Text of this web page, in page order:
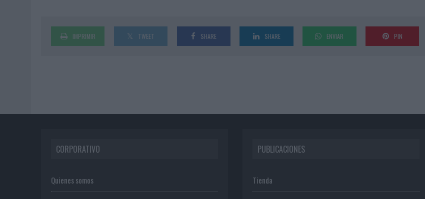
IMPRIMIR TWEET SHARE SHARE ENVIAR PIN
CORPORATIVO
Quienes somos
PUBLICACIONES
Tienda